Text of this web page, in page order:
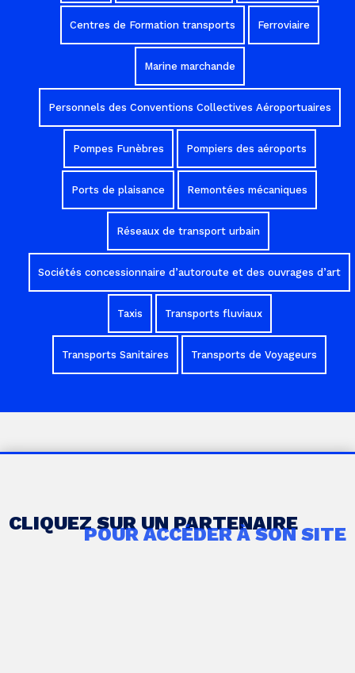
Centres de Formation transports Ferroviaire
Marine marchande
Personnels des Conventions Collectives Aéroportuaires
Pompes Funèbres Pompiers des aéroports
Ports de plaisance Remontées mécaniques
Réseaux de transport urbain
Sociétés concessionnaire d’autoroute et des ouvrages d’art
Taxis Transports fluviaux
Transports Sanitaires Transports de Voyageurs
CLIQUEZ SUR UN PARTENAIRE
POUR ACCÉDER À SON SITE